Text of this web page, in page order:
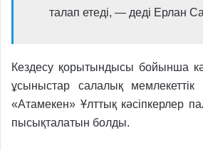
талап етеді, — деді Ерлан
Кездесу қорытындысы бойынша
ұсыныстар салалық
«Атамекен» Ұлттық кәсіпкерлер
пысықталатын болды.